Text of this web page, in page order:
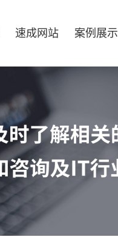
速成网站 案例展示